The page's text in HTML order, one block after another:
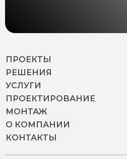
ПРОЕКТЫ
РЕШЕНИЯ
УСЛУГИ
ПРОЕКТИРОВАНИЕ
МОНТАЖ
О КОМПАНИИ
КОНТАКТЫ